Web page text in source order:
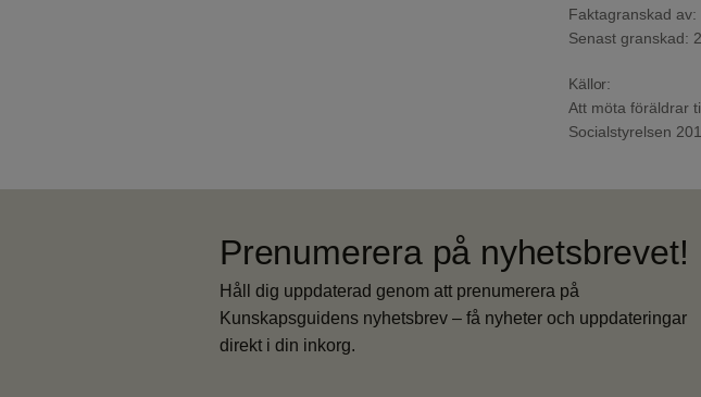
Faktagranskad av:
Senast granskad:
Källor:
Att möta föräldrar
Socialstyrelsen
Prenumerera på nyhetsbrevet!
Håll dig uppdaterad genom att prenumerera på
Kunskapsguidens nyhetsbrev – få nyheter och uppdateringar
direkt i din inkorg.